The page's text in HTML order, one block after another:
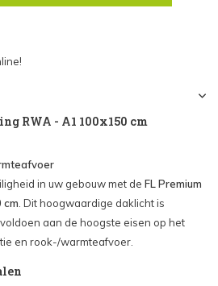
RWA - A1 100x150 cm
in uw gebouw met de FL Premium
cm . Dit hoogwaardige daklicht is
aan de hoogste eisen op het
en rook-/warmteafvoer.